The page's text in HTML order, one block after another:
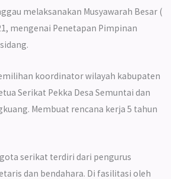
melaksanakan Musyawarah Besar (
mengenai Penetapan Pimpinan
koordinator wilayah kabupaten
Serikat Pekka Desa Semuntai dan
Membuat rencana kerja 5 tahun
serikat terdiri dari pengurus
dan bendahara. Di fasilitasi oleh